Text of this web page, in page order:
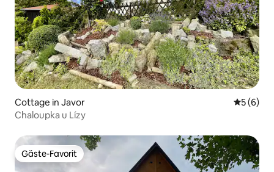
Cottage in Javor
5 (6)
Chaloupka u Lízy
Gäste-Favorit
Gäste-Favorit